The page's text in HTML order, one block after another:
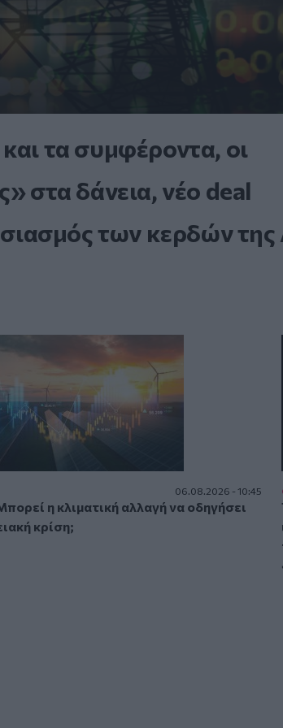
τα συμφέροντα, οι
στα δάνεια, νέο deal
των κερδών
06.08.2026 - 10:45
η κλιματική αλλαγή να οδηγήσει
κρίση;